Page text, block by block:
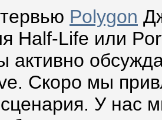
Polygon
Half-Life или
активно
Скоро мы
У нас